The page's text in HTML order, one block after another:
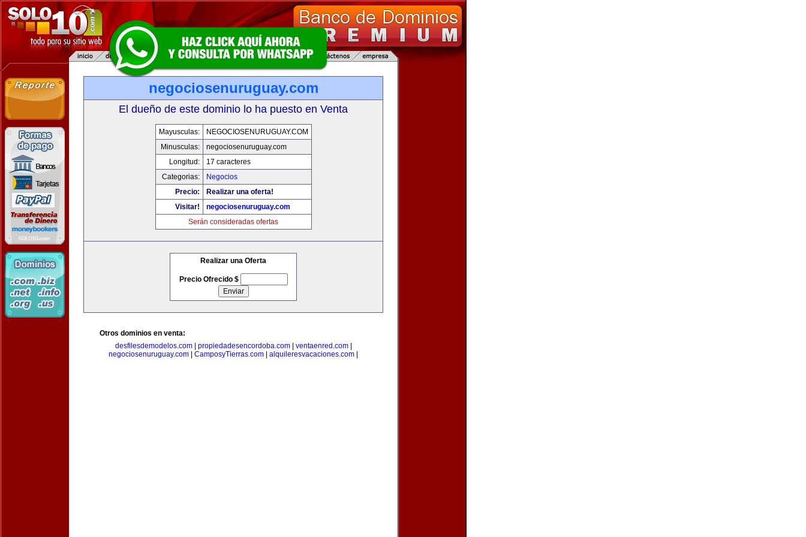
negociosenuruguay.com
El dueño de este dominio lo ha puesto en Venta
Mayusculas:
NEGOCIOSENURUGUAY.COM
Minusculas:
negociosenuruguay.com
Longitud:
17 caracteres
Categorias:
Negocios
Precio:
Realizar una oferta!
Visitar!
negociosenuruguay.com
Serán consideradas ofertas
Realizar una Oferta
Precio Ofrecido $
Otros dominios en venta:
desfilesdemodelos.com| propiedadesencordoba.com| ventaenred.com|
negociosenuruguay.com
CamposyTierras.com alquileresvacaciones.com